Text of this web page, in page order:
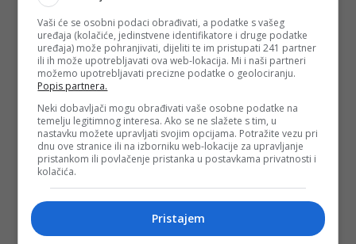
Vaši će se osobni podaci obrađivati, a podatke s vašeg
uređaja (kolačiće, jedinstvene identifikatore i druge podatke
uređaja) može pohranjivati, dijeliti te im pristupati 241 partner
ili ih može upotrebljavati ova web-lokacija. Mi i naši partneri
možemo upotrebljavati precizne podatke o geolociranju.
Popis partnera.
Neki dobavljači mogu obrađivati vaše osobne podatke na
temelju legitimnog interesa. Ako se ne slažete s tim, u
nastavku možete upravljati svojim opcijama. Potražite vezu pri
dnu ove stranice ili na izborniku web-lokacije za upravljanje
pristankom ili povlačenje pristanka u postavkama privatnosti i
kolačića.
Pristajem